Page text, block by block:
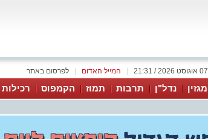
לפרסום באתר המייל האדום 07 אוגוסט 2026 / 21:31
מגזין נדל"ן תרבות תמוז הקמפוס רכילות